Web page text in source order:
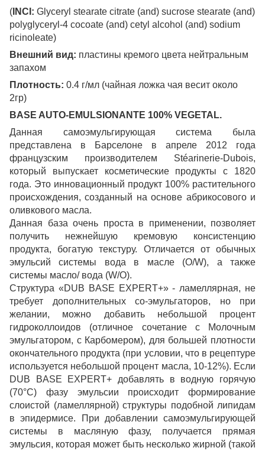
( INCI: Glyceryl stearate citrate (and) sucrose stearate (and)
polyglyceryl-4 cocoate (and) cetyl alcohol (and) sodium
ricinoleate)
Внешний вид: пластины кремого цвета нейтральным
запахом
Плотность: 0.4 г/мл (чайная ложка чая весит около
2гр)
BASE AUTO-EMULSIONANTE 100% VEGETAL.
Данная самоэмульгирующая система была
представлена в Барселоне в апреле 2012 года
французским производителем Stéarinerie-Dubois,
который выпускает косметические продукты с 1820
года. Это инновационный продукт 100% растительного
происхождения, созданный на основе абрикосового и
оливкового масла.
Данная база очень проста в применении, позволяет
получить нежнейшую кремовую консистенцию
продукта, богатую текстуру. Отличается от обычных
эмульсий системы вода в масле (О/W), а также
системы масло/ вода (W/O).
Структура «DUB BASE EXPERT+» - ламеллярная, не
требует дополнительных со-эмульгаторов, но при
желании, можно добавить небольшой процент
гидроколлоидов (отличное сочетание с Молочным
эмульгатором, с Карбомером), для большей плотности
окончательного продукта (при условии, что в рецептуре
используется небольшой процент масла, 10-12%). Если
DUB BASE EXPERT+ добавлять в водную горячую
(70°С) фазу эмульсии происходит формирование
слоистой (ламеллярной) структуры подобной липидам
в эпидермисе. При добавлении самоэмульгирующей
системы в масляную фазу, получается прямая
эмульсия, которая может быть несколько жирной (такой